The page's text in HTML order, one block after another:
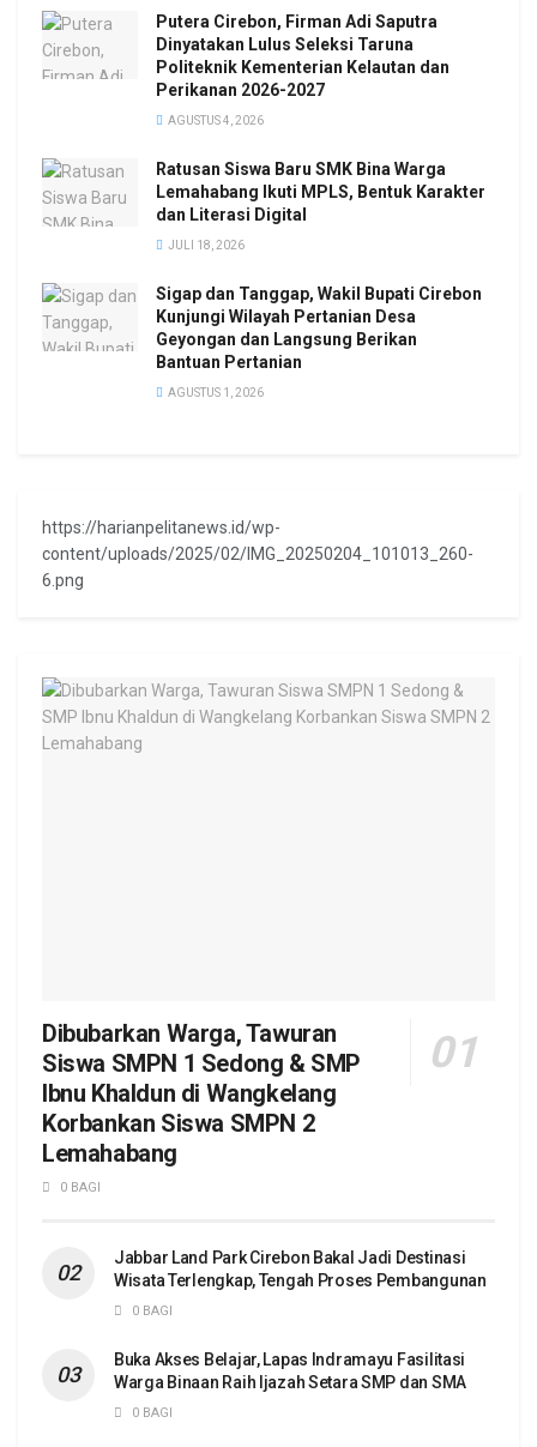
Putera Cirebon, Firman Adi Saputra
Dinyatakan Lulus Seleksi Taruna
Politeknik Kementerian Kelautan dan
Perikanan 2026-2027
AGUSTUS 4, 2026
Ratusan Siswa Baru SMK Bina Warga
Lemahabang Ikuti MPLS, Bentuk Karakter
dan Literasi Digital
JULI 18, 2026
Sigap dan Tanggap, Wakil Bupati Cirebon
Kunjungi Wilayah Pertanian Desa
Geyongan dan Langsung Berikan
Bantuan Pertanian
AGUSTUS 1, 2026
https://harianpelitanews.id/wp-
content/uploads/2025/02/IMG_20250204_101013_260-
6.png
Dibubarkan Warga, Tawuran
Siswa SMPN 1 Sedong & SMP
Ibnu Khaldun di Wangkelang
Korbankan Siswa SMPN 2
Lemahabang
0 BAGI
Jabbar Land Park Cirebon Bakal Jadi Destinasi
Wisata Terlengkap, Tengah Proses Pembangunan
0 BAGI
Buka Akses Belajar, Lapas Indramayu Fasilitasi
Warga Binaan Raih Ijazah Setara SMP dan SMA
0 BAGI